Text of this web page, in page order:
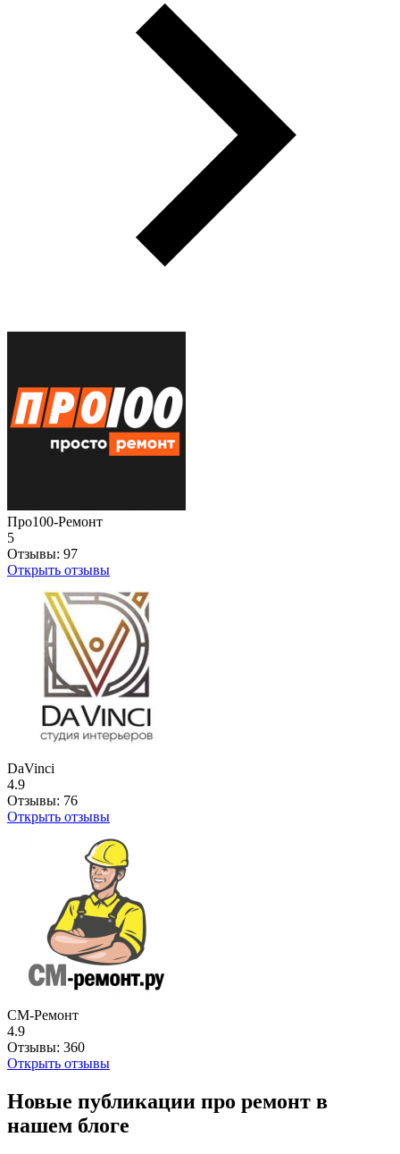
Про100-Ремонт
5
Отзывы: 97
Открыть отзывы
DaVinci
4.9
Отзывы: 76
Открыть отзывы
СМ-Ремонт
4.9
Отзывы: 360
Открыть отзывы
Новые публикации про ремонт в
нашем блоге